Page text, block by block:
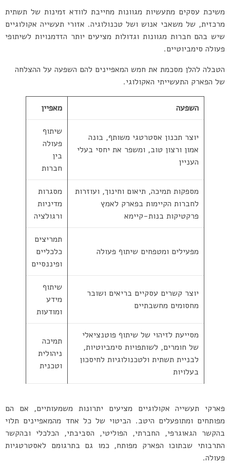
משיכת עסקים מתעשיות מגוונות מחייבת לוודא זמינות של תשתית
מרכזית, של משאבי אנוש ושל טכנולוגיה. אזורי תעשייה אקולוגיים
שיש בהם חברות מגוונות וגדולות מציעים יותר הזדמנויות לשיתופי
פעולה סימביוטיים.
הטבלה להלן מסכמת את חמש המאפיינים להם השפעה על ההצלחה
של הפארק התעשייתי האקולוגי.
השפעה מאפיין
יוצר תכנון אסטרטגי משותף, בונה
אמון ורצון טוב, ומשפר את יחסי בעלי
העניין
שיתוף
פעולה
בין
חברות
מספקות תמיכה, תיאום וחינוך, ועוזרות
לחברות הקיימות בפארק לאמץ
פרקטיקות בנות-קיימא
מסגרות
מדיניות
ורגולציה
מפעילים ומטפחים שיתוף פעולה
תמריצים
כלכליים
ופיננסיים
יוצר קשרים עסקיים בריאים ושובר
מחסומים מחשבתיים
שיתוף
מידע
ומודעות
מסייעת לזיהוי של שיתוף פוטנציאלי
של חומרים, לשותפויות סימביוטיות,
לבניית תשתית ולטכנולוגיות לחיסכון
בעלויות
תמיכה
ניהולית
וטכנית
פארקי תעשייה אקולוגיים מציעים יתרונות משמעותיים, אם הם
מפותחים ומתופעלים היטב. הביטוי של כל אחד מהמאפיינים תלוי
בהקשר הגאוגרפי, החברתי, הפוליטי, הסביבתי, הכלכלי ובהקשר
התרבותי שבתוכו הפארק מפותח, כמו גם בתרגומם לאסטרטגיות
פעולה.